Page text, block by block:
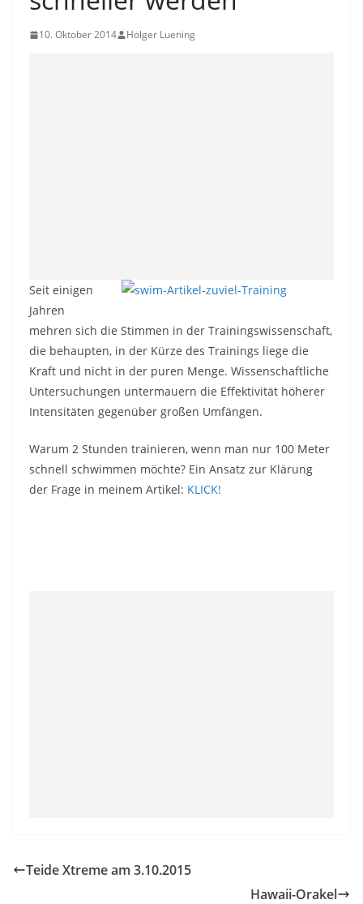
10. Oktober 2014 Holger Luening
Seit einigen
Jahren
mehren sich die Stimmen in der Trainingswissenschaft,
die behaupten, in der Kürze des Trainings liege die
Kraft und nicht in der puren Menge. Wissenschaftliche
Untersuchungen untermauern die Effektivität höherer
Intensitäten gegenüber großen Umfängen.
Warum 2 Stunden trainieren, wenn man nur 100 Meter
schnell schwimmen möchte? Ein Ansatz zur Klärung
der Frage in meinem Artikel: KLICK!
Teide Xtreme am 3.10.2015
Hawaii-Orakel